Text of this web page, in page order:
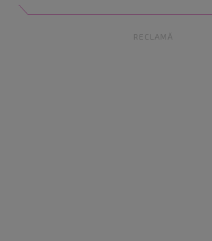
RECLAMĂ